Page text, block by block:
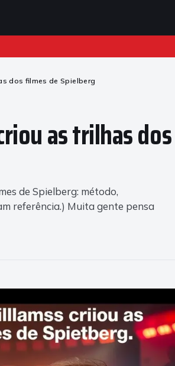
dos filmes de Spielberg
as trilhas dos
de Spielberg: método,
referência.) Muita gente pensa